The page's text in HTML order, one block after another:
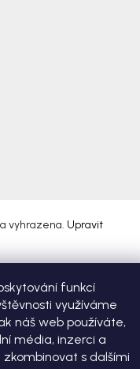
funkcí
využíváme
náš web používáte,
média, inzerci a
s dalšími
vyhrazena. Upravit